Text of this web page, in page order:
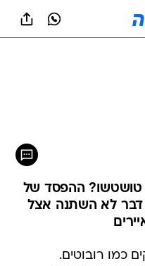
טושטשו? ההפסד של
דבר לא השתנה אצל
כמו רובוטים.